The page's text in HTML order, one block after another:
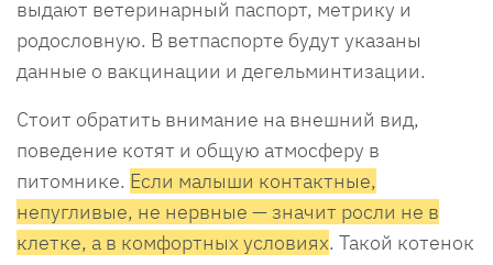
выдают ветеринарный паспорт, метрику и
родословную. В ветпаспорте будут указаны
данные о вакцинации и дегельминтизации.
Стоит обратить внимание на внешний вид,
поведение котят и общую атмосферу в
питомнике. Если малыши контактные,
непугливые, не нервные — значит росли не в
клетке, а в комфортных условиях. Такой котенок